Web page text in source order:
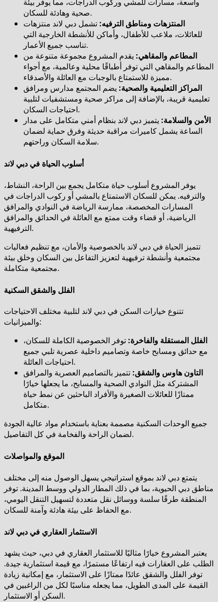
صحية وهادئة للسكان.
المنتزهات ومناطق الترفيه: تشمل دبي لاند منتزهات
للعائلات، ملاعب للأطفال، وأماكن للأنشطة الخارجية التي
تناسب جميع الأعمار.
المطاعم والمقاهي: يقدم المشروع مجموعة متنوعة من
المطاعم والمقاهي التي توفر أطباقًا محلية وعالمية، مع أجواء
مميزة للاستمتاع بالوجبات مع العائلة والأصدقاء.
المراكز التعليمية والصحية: يضم المجتمع مدارس ومرافق
تعليمية قريبة، بالإضافة إلى مراكز صحية ومستشفيات لتلبية
احتياجات السكان.
الأمن والسلامة: يتميز دبي لاند بنظام أمني متكامل على مدار
الساعة يشمل كاميرات مراقبة حديثة وفرق حماية لضمان
سلامة السكان وراحتهم.
أسلوب الحياة في دبي لاند
يوفر المشروع أسلوب حياة متكامل يجمع بين الراحة، النشاط،
والترفيه. يمكن للسكان الاستمتاع بالمشي أو ركوب الدراجات في
المسارات المخصصة، ممارسة الرياضة في النوادي والمرافق
الرياضية، أو قضاء وقت ممتع مع العائلة في الحدائق والمرافق
الترفيهية.
تتميز الحياة في دبي لاند بالخصوصية والأمان، مع تنظيم فعاليات
مجتمعية وأنشطة ترفيهية لتعزيز التفاعل بين السكان وخلق بيئة
مجتمعية متكاملة.
الفلل والشقق السكنية
تتنوع خيارات السكن في دبي لاند لتلبية مختلف الاحتياجات
والميزانيات:
الفلل المستقلة والفاخرة: توفر الخصوصية الكاملة للسكان،
مع حدائق ومسابح خاصة وتصاميم داخلية عصرية تلبي جميع
احتياجات العائلة.
التاون هاوس والشقق: تتميز بالتصاميم العصرية والمرافق
المشتركة مثل النوادي الصحية والمسابح، ما يجعلها خيارًا
ممتازًا للعائلات الصغيرة والأفراد الباحثين عن نمط حياة
متكامل.
جميع الوحدات السكنية مصممة بعناية باستخدام مواد عالية الجودة
لضمان الراحة والفخامة في كل التفاصيل.
الموقع والمواصلات
يتمتع دبي لاند بموقع استراتيجي يسهل الوصول منه إلى مختلف
مناطق دبي الحيوية، بما في ذلك المطار الدولي ووسط المدينة. توفر
المنطقة طرقًا سلسة ووسائل نقل متعددة لتسهيل التنقل اليومي،
مع الحفاظ على بيئة هادئة وآمنة للسكان.
الاستثمار العقاري في دبي لاند
يعتبر المشروع خيارًا مثاليًا للاستثمار العقاري في دبي، حيث يشهد
الطلب على العقارات فيه ارتفاعًا مستمرًا، مع قيمة استثمارية جيدة.
توفر الفلل والشقق عائدًا ممتازًا على الاستثمار، مع إمكانية زيادة
القيمة على المدى الطويل، مما يجعله مناسبًا لكل من الراغبين في
السكن أو الاستثمار.